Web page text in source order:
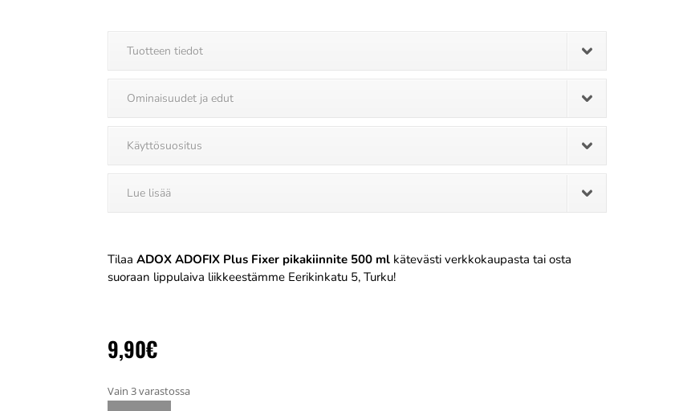
Tuotteen tiedot
Ominaisuudet ja edut
Käyttösuositus
Lue lisää
TilaaADOX ADOFIX Plus Fixer pikakiinnite 500 ml kätevästi verkkokaupasta tai osta
suoraan lippulaiva liikkeestämme Eerikinkatu 5, Turku!
9,90€
Vain 3 varastossa